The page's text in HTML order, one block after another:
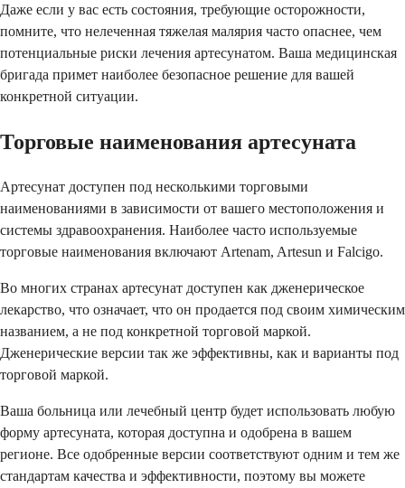
Даже если у вас есть состояния, требующие осторожности,
помните, что нелеченная тяжелая малярия часто опаснее, чем
потенциальные риски лечения артесунатом. Ваша медицинская
бригада примет наиболее безопасное решение для вашей
конкретной ситуации.
Торговые наименования артесуната
Артесунат доступен под несколькими торговыми
наименованиями в зависимости от вашего местоположения и
системы здравоохранения. Наиболее часто используемые
торговые наименования включают Artenam, Artesun и Falcigo.
Во многих странах артесунат доступен как дженерическое
лекарство, что означает, что он продается под своим химическим
названием, а не под конкретной торговой маркой.
Дженерические версии так же эффективны, как и варианты под
торговой маркой.
Ваша больница или лечебный центр будет использовать любую
форму артесуната, которая доступна и одобрена в вашем
регионе. Все одобренные версии соответствуют одним и тем же
стандартам качества и эффективности, поэтому вы можете